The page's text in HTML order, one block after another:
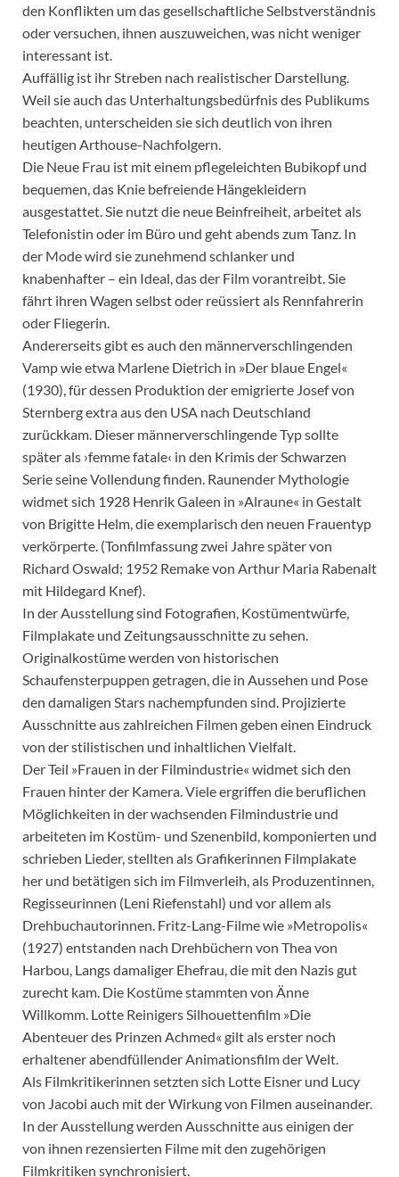
den Konflikten um das gesellschaftliche Selbstverständnis
oder versuchen, ihnen auszuweichen, was nicht weniger
interessant ist.
Auffällig ist ihr Streben nach realistischer Darstellung.
Weil sie auch das Unterhaltungsbedürfnis des Publikums
beachten, unterscheiden sie sich deutlich von ihren
heutigen Arthouse-Nachfolgern.
Die Neue Frau ist mit einem pflegeleichten Bubikopf und
bequemen, das Knie befreiende Hängekleidern
ausgestattet. Sie nutzt die neue Beinfreiheit, arbeitet als
Telefonistin oder im Büro und geht abends zum Tanz. In
der Mode wird sie zunehmend schlanker und
knabenhafter – ein Ideal, das der Film vorantreibt. Sie
fährt ihren Wagen selbst oder reüssiert als Rennfahrerin
oder Fliegerin.
Andererseits gibt es auch den männerverschlingenden
Vamp wie etwa Marlene Dietrich in »Der blaue Engel«
(1930), für dessen Produktion der emigrierte Josef von
Sternberg extra aus den USA nach Deutschland
zurückkam. Dieser männerverschlingende Typ sollte
später als ›femme fatale‹ in den Krimis der Schwarzen
Serie seine Vollendung finden. Raunender Mythologie
widmet sich 1928 Henrik Galeen in »Alraune« in Gestalt
von Brigitte Helm, die exemplarisch den neuen Frauentyp
verkörperte. (Tonfilmfassung zwei Jahre später von
Richard Oswald; 1952 Remake von Arthur Maria Rabenalt
mit Hildegard Knef).
In der Ausstellung sind Fotografien, Kostümentwürfe,
Filmplakate und Zeitungsausschnitte zu sehen.
Originalkostüme werden von historischen
Schaufensterpuppen getragen, die in Aussehen und Pose
den damaligen Stars nachempfunden sind. Projizierte
Ausschnitte aus zahlreichen Filmen geben einen Eindruck
von der stilistischen und inhaltlichen Vielfalt.
Der Teil »Frauen in der Filmindustrie« widmet sich den
Frauen hinter der Kamera. Viele ergriffen die beruflichen
Möglichkeiten in der wachsenden Filmindustrie und
arbeiteten im Kostüm- und Szenenbild, komponierten und
schrieben Lieder, stellten als Grafikerinnen Filmplakate
her und betätigen sich im Filmverleih, als Produzentinnen,
Regisseurinnen (Leni Riefenstahl) und vor allem als
Drehbuchautorinnen. Fritz-Lang-Filme wie »Metropolis«
(1927) entstanden nach Drehbüchern von Thea von
Harbou, Langs damaliger Ehefrau, die mit den Nazis gut
zurecht kam. Die Kostüme stammten von Änne
Willkomm. Lotte Reinigers Silhouettenfilm »Die
Abenteuer des Prinzen Achmed« gilt als erster noch
erhaltener abendfüllender Animationsfilm der Welt.
Als Filmkritikerinnen setzten sich Lotte Eisner und Lucy
von Jacobi auch mit der Wirkung von Filmen auseinander.
In der Ausstellung werden Ausschnitte aus einigen der
von ihnen rezensierten Filme mit den zugehörigen
Filmkritiken synchronisiert.